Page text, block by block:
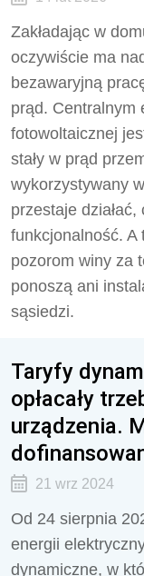
Zakładając w
oczywiście ma
bezawaryjną
prąd. Centralnym
fotowoltaicznej
stały w prąd
wykorzystywany
przestaje
funkcjonalność. A
pozorom winy za
ponoszą ani
sąsiedzi.
Taryfy
opłacały
urządzenia.
21 wrz 2024
Od 24 sierpnia
energii
dynamiczne, w